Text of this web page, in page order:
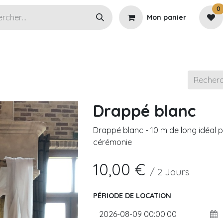
Mon panier
0
Drappé blanc
Drappé blanc - 10 m de long idéal
cérémonie
10,00 € / 2 Jours
PÉRIODE DE LOCATION